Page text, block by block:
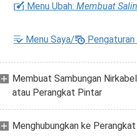
N Menu Ubah: Membuat
O Menu Saya/m Pengaturan
Membuat Sambungan
atau Perangkat Pintar
Menghubungkan ke